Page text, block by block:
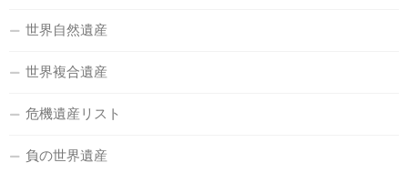
世界自然遺産
世界複合遺産
危機遺産リスト
負の世界遺産